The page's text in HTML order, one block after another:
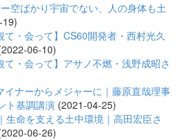
空ばかり宇宙でない、人の身体も土
て・会って】CS60開発者・西村光久
06-10)
て・会って】アサノ不燃・浅野成昭さ
イナーからメジャーに｜藤原直哉理事
ト基調講演 (2021-04-25)
生命を支える土中環境｜高田宏臣さ
06-26)